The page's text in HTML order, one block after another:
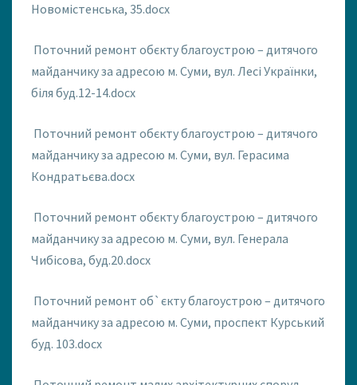
Новомістенська, 35.docx
Поточний ремонт обєкту благоустрою – дитячого
майданчику за адресою м. Суми, вул. Лесі Українки,
біля буд.12-14.docx
Поточний ремонт обєкту благоустрою – дитячого
майданчику за адресою м. Суми, вул. Герасима
Кондратьєва.docx
Поточний ремонт обєкту благоустрою – дитячого
майданчику за адресою м. Суми, вул. Генерала
Чибісова, буд.20.docx
Поточний ремонт об`єкту благоустрою – дитячого
майданчику за адресою м. Суми, проспект Курський
буд. 103.docx